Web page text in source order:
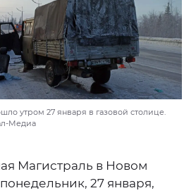
утром 27 января в газовой столице.
Медиа
Магистраль в Новом
27 января,